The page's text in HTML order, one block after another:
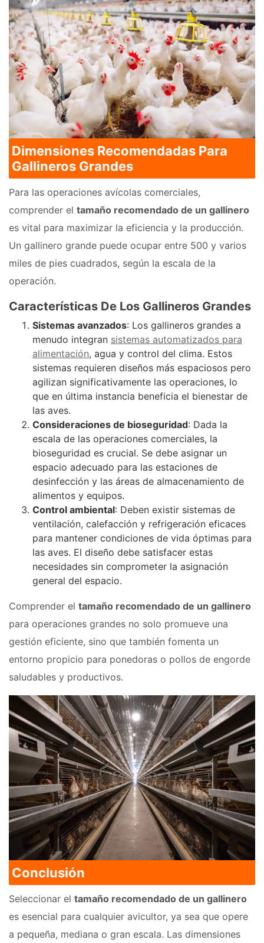
Dimensiones Recomendadas Para
Gallineros Grandes
Para las operaciones avícolas comerciales,
comprender el tamaño recomendado de un gallinero
es vital para maximizar la eficiencia y la producción.
Un gallinero grande puede ocupar entre 500 y varios
miles de pies cuadrados, según la escala de la
operación.
Características De Los Gallineros Grandes
Sistemas avanzados: Los gallineros grandes a
menudo integran sistemas automatizados para
alimentación, agua y control del clima. Estos
sistemas requieren diseños más espaciosos pero
agilizan significativamente las operaciones, lo
que en última instancia beneficia el bienestar de
las aves.
Consideraciones de bioseguridad: Dada la
escala de las operaciones comerciales, la
bioseguridad es crucial. Se debe asignar un
espacio adecuado para las estaciones de
desinfección y las áreas de almacenamiento de
alimentos y equipos.
Control ambiental: Deben existir sistemas de
ventilación, calefacción y refrigeración eficaces
para mantener condiciones de vida óptimas para
las aves. El diseño debe satisfacer estas
necesidades sin comprometer la asignación
general del espacio.
Comprender el tamaño recomendado de un gallinero
para operaciones grandes no solo promueve una
gestión eficiente, sino que también fomenta un
entorno propicio para ponedoras o pollos de engorde
saludables y productivos.
Conclusión
Seleccionar el tamaño recomendado de un gallinero
es esencial para cualquier avicultor, ya sea que opere
a pequeña, mediana o gran escala. Las dimensiones